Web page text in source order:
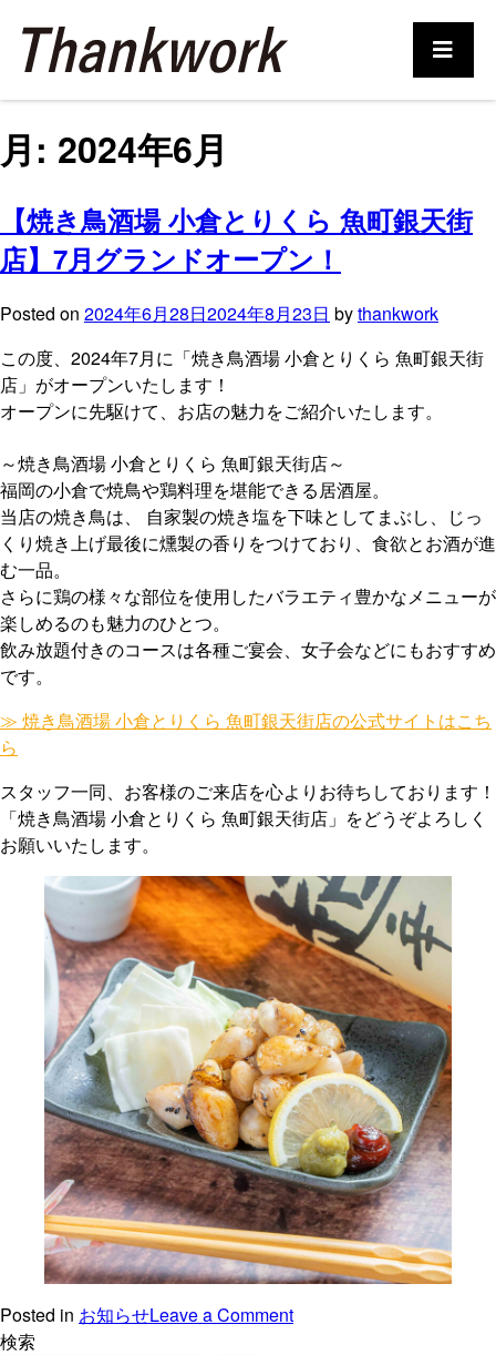
月: 2024年6月
【焼き鳥酒場 小倉とりくら 魚町銀天街
店】7月グランドオープン！
Posted on 2024年6月28日2024年8月23日 bythankwork
この度、2024年7月に「焼き鳥酒場 小倉とりくら 魚町銀天街
店」がオープンいたします！
オープンに先駆けて、お店の魅力をご紹介いたします。
～焼き鳥酒場 小倉とりくら 魚町銀天街店～
福岡の小倉で焼鳥や鶏料理を堪能できる居酒屋。
当店の焼き鳥は、 自家製の焼き塩を下味としてまぶし、じっ
くり焼き上げ最後に燻製の香りをつけており、食欲とお酒が進
む一品。
さらに鶏の様々な部位を使用したバラエティ豊かなメニューが
楽しめるのも魅力のひとつ。
飲み放題付きのコースは各種ご宴会、女子会などにもおすすめ
です。
≫ 焼き鳥酒場 小倉とりくら 魚町銀天街店の公式サイトはこち
ら
スタッフ一同、お客様のご来店を心よりお待ちしております！
「焼き鳥酒場 小倉とりくら 魚町銀天街店」をどうぞよろしく
お願いいたします。
Posted in お知らせLeave a Comment
検索